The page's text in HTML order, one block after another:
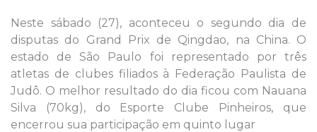
Neste sábado (27), aconteceu o segundo dia de
disputas do Grand Prix de Qingdao, na China. O
estado de São Paulo foi representado por três
atletas de clubes filiados à Federação Paulista de
Judô. O melhor resultado do dia ficou com Nauana
Silva (70kg), do Esporte Clube Pinheiros, que
encerrou sua participação em quinto lugar